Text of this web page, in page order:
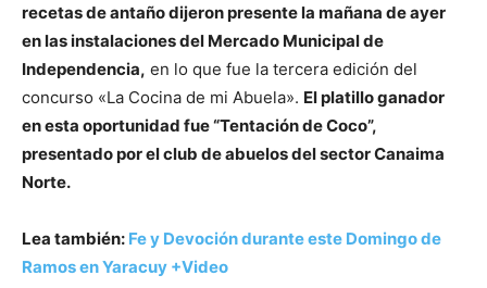
recetas de antaño dijeron presente la mañana de ayer
en las instalaciones del Mercado Municipal de
Independencia, en lo que fue la tercera edición del
concurso «La Cocina de mi Abuela». El platillo ganador
en esta oportunidad fue “Tentación de Coco”,
presentado por el club de abuelos del sector Canaima
Norte.
Lea también: Fe y Devoción durante este Domingo de
Ramos en Yaracuy +Video